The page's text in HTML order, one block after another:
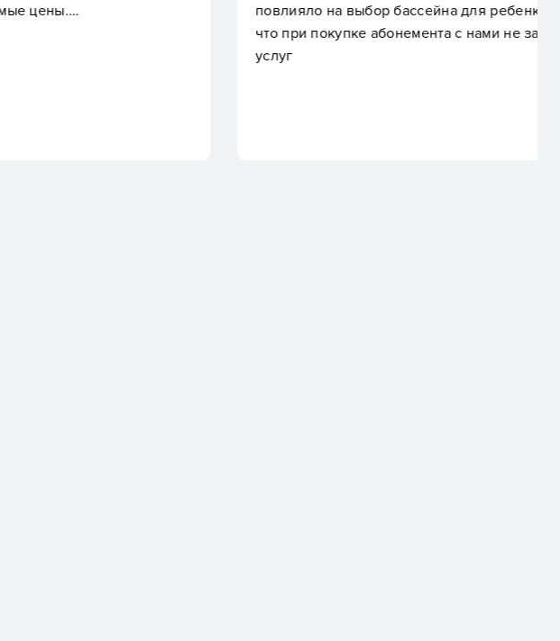
повлияло на выбор бассейна для ребенка.И очень показалось странным
что при покупке абонемента с нами не заключили договор об оказании